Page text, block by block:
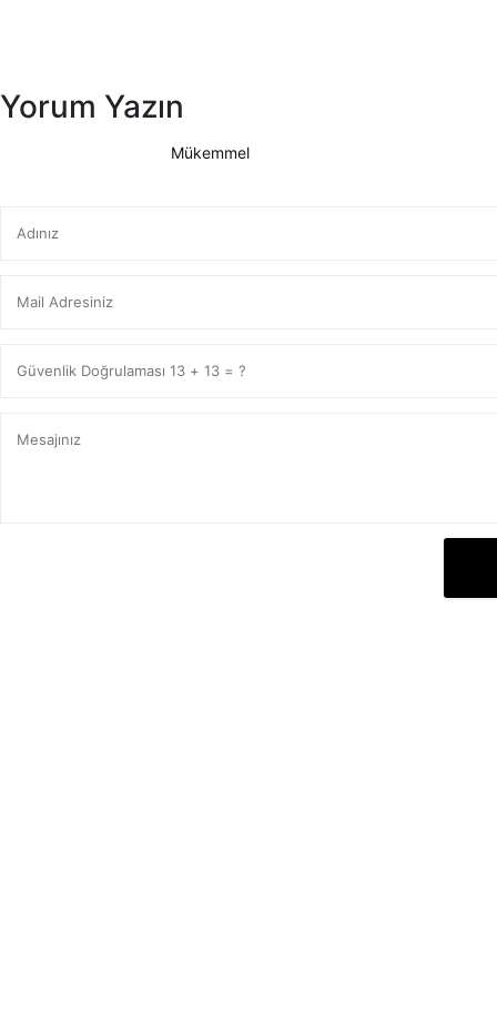
Yorum Yazın
Mükemmel